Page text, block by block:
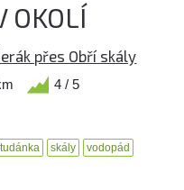
OKOLÍ
přes Obří skály
4 / 5
skály
vodopád